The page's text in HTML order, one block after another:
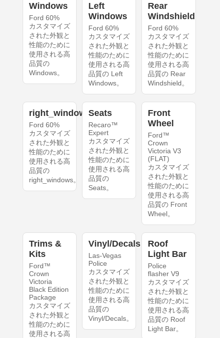
Windows
Ford 60%
カスタマイズ
された外観と
性能のために
使用される高
品質の
Windows。
Left
Windows
Ford 60%
カスタマイズ
された外観と
性能のために
使用される高
品質の Left
Windows。
Rear
Windshield
Ford 60%
カスタマイズ
された外観と
性能のために
使用される高
品質の Rear
Windshield。
right_windows
Ford 60%
カスタマイズ
された外観と
性能のために
使用される高
品質の
right_windows。
Seats
Recaro™
Expert
カスタマイズ
された外観と
性能のために
使用される高
品質の
Seats。
Front
Wheel
Ford™
Crown
Victoria V3
(FLAT)
カスタマイズ
された外観と
性能のために
使用される高
品質の Front
Wheel。
Trims &
Kits
Ford™
Crown
Victoria
Black Edition
Package
カスタマイズ
された外観と
性能のために
使用される高
Vinyl/Decals
Las-Vegas
Police
カスタマイズ
された外観と
性能のために
使用される高
品質の
Vinyl/Decals。
Roof
Light Bar
Police
flasher V9
カスタマイズ
された外観と
性能のために
使用される高
品質の Roof
Light Bar。